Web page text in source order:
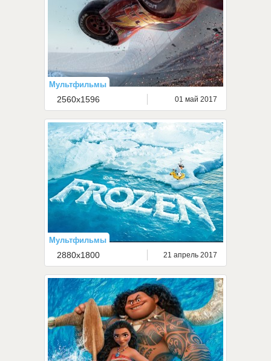
Мультфильмы
2560x1596 01 май 2017
Мультфильмы
2880x1800 21 апрель 2017